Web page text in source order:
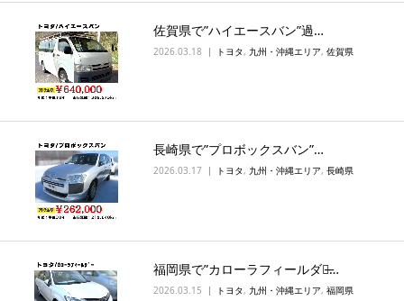
佐賀県で”ハイエースバン”過…
2026.03.18 トヨタ, 九州・沖縄エリア, 佐賀県
長崎県で”プロボックスバン”…
2026.03.17 トヨタ, 九州・沖縄エリア, 長崎県
福岡県で”カローラフィールダー̶…
2026.03.15 トヨタ, 九州・沖縄エリア, 福岡県